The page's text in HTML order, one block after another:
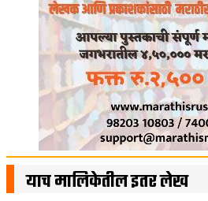
याच मालिकेतील इतर लेख